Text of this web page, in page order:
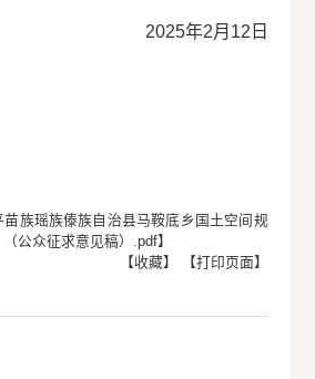
2025年2月12日
苗族瑶族傣族自治县马鞍底乡国土空间规
公众征求意见稿）.pdf】
【收藏】
【打印页面】